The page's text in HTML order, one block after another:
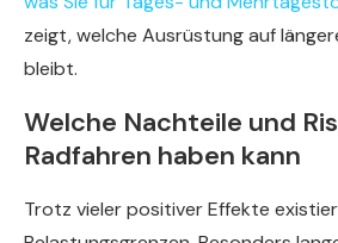
zeigt, welche Ausrüstung auf
bleibt.
Welche Nachteile und
Radfahren haben kann
Trotz vieler positiver Effekte